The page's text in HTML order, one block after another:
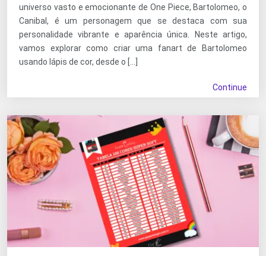
universo vasto e emocionante de One Piece, Bartolomeo, o
Canibal, é um personagem que se destaca com sua
personalidade vibrante e aparência única. Neste artigo,
vamos explorar como criar uma fanart de Bartolomeo
usando lápis de cor, desde o […]
Continue